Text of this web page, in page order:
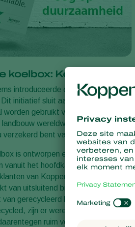
koelbox: Koppert's
introduceerde eerder dit jaar een
initiatief sluit aan bij de
worden gebruikt voor het vervoer
wereldwijd. Deze
verzekerd bent van verse,
is ontworpen en aangepast voor
vanuit het hoofdkantoor van Koppert
van Koppert.
van uitsluitend biobased en
van gerecycleerd karton en papier.
zijn er wereldwijd maar weinig
ruim voorhanden.